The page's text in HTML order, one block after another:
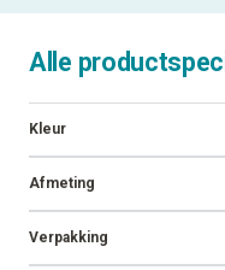
Alle
Kleur
Afmeting
Verpakking